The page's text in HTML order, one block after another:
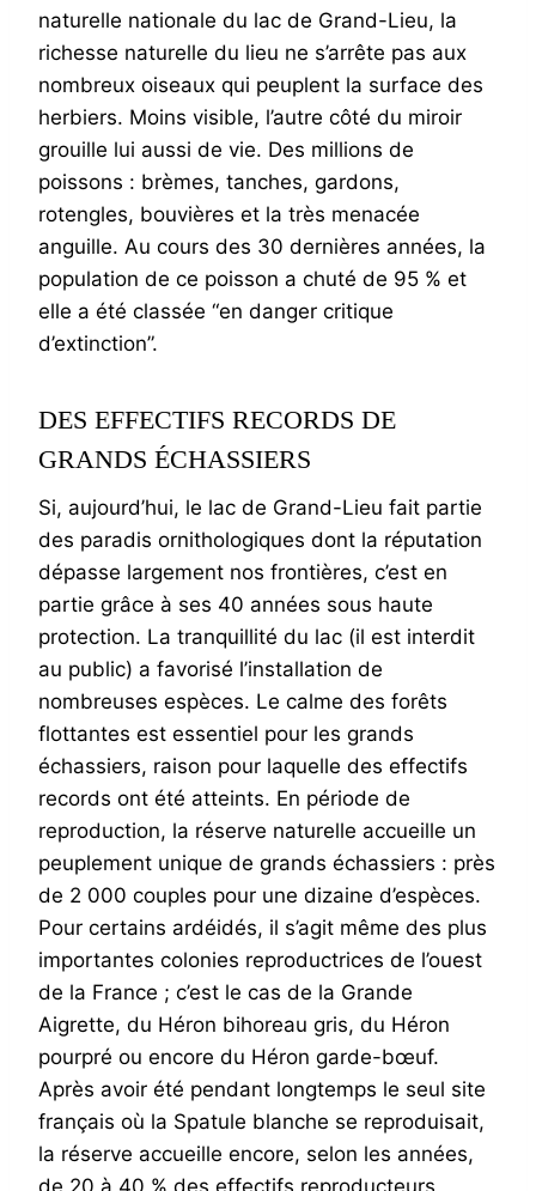
naturelle nationale du lac de Grand-Lieu, la
richesse naturelle du lieu ne s’arrête pas aux
nombreux oiseaux qui peuplent la surface des
herbiers. Moins visible, l’autre côté du miroir
grouille lui aussi de vie. Des millions de
poissons : brèmes, tanches, gardons,
rotengles, bouvières et la très menacée
anguille. Au cours des 30 dernières années, la
population de ce poisson a chuté de 95 % et
elle a été classée “en danger critique
d’extinction”.
DES EFFECTIFS RECORDS DE
GRANDS ÉCHASSIERS
Si, aujourd’hui, le lac de Grand-Lieu fait partie
des paradis ornithologiques dont la réputation
dépasse largement nos frontières, c’est en
partie grâce à ses 40 années sous haute
protection. La tranquillité du lac (il est interdit
au public) a favorisé l’installation de
nombreuses espèces. Le calme des forêts
flottantes est essentiel pour les grands
échassiers, raison pour laquelle des effectifs
records ont été atteints. En période de
reproduction, la réserve naturelle accueille un
peuplement unique de grands échassiers : près
de 2 000 couples pour une dizaine d’espèces.
Pour certains ardéidés, il s’agit même des plus
importantes colonies reproductrices de l’ouest
de la France ; c’est le cas de la Grande
Aigrette, du Héron bihoreau gris, du Héron
pourpré ou encore du Héron garde-bœuf.
Après avoir été pendant longtemps le seul site
français où la Spatule blanche se reproduisait,
la réserve accueille encore, selon les années,
de 20 à 40 % des effectifs reproducteurs